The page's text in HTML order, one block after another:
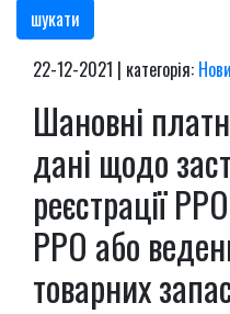
шукати
22-12-2021 | категорія:
Шановні
дані щодо
реєстрації
РРО або
товарних